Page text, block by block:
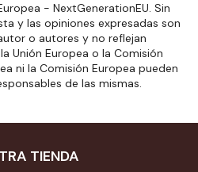
- NextGenerationEU. Sin
y las opiniones expresadas son
o autores y no reflejan
Unión Europea o la Comisión
ni la Comisión Europea pueden
de las mismas.
TIENDA